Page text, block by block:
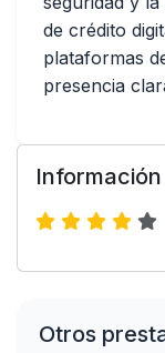
de crédito
plataformas
presencia
Otros